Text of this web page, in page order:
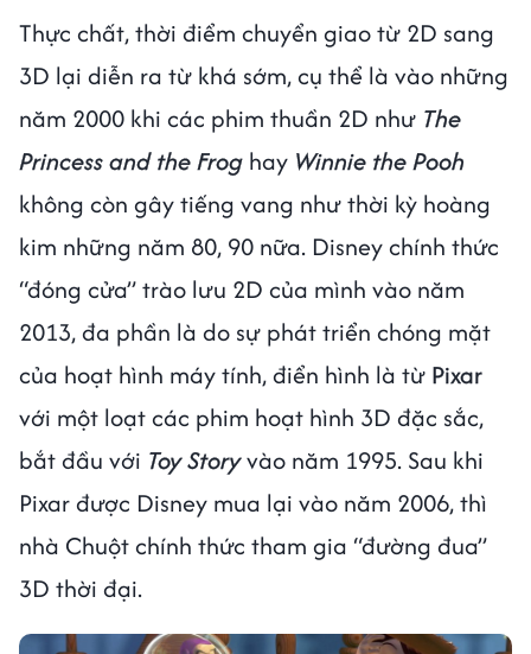
Thực chất, thời điểm chuyển giao từ 2D sang
3D lại diễn ra từ khá sớm, cụ thể là vào những
năm 2000 khi các phim thuần 2D như The
Princess and the Frog hay Winnie the Pooh
không còn gây tiếng vang như thời kỳ hoàng
kim những năm 80, 90 nữa. Disney chính thức
“đóng cửa” trào lưu 2D của mình vào năm
2013, đa phần là do sự phát triển chóng mặt
của hoạt hình máy tính, điển hình là từ Pixar
với một loạt các phim hoạt hình 3D đặc sắc,
bắt đầu với Toy Storyvào năm 1995. Sau khi
Pixar được Disney mua lại vào năm 2006, thì
nhà Chuột chính thức tham gia “đường đua”
3D thời đại.